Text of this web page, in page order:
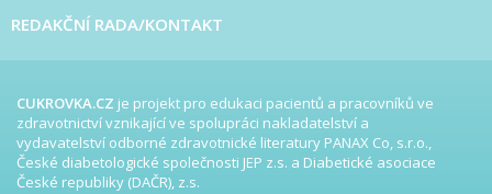
REDAKČNÍ RADA/KONTAKT
CUKROVKA.CZ je projekt pro edukaci pacientů a pracovníků ve
zdravotnictví vznikající ve spolupráci nakladatelství a
vydavatelství odborné zdravotnické literatury PANAX Co, s.r.o.,
České diabetologické společnosti JEP z.s. a Diabetické asociace
České republiky (DAČR), z.s.